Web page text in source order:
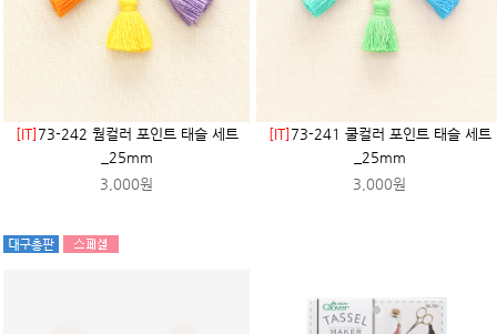
[IT] 73-242 웜컬러 포인트 태슬 세트
_25mm
3,000원
[IT] 73-241 쿨컬러 포인트 태슬 세트
_25mm
3,000원